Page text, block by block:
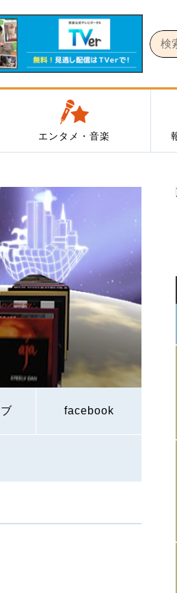
エンタメ・音楽
facebook